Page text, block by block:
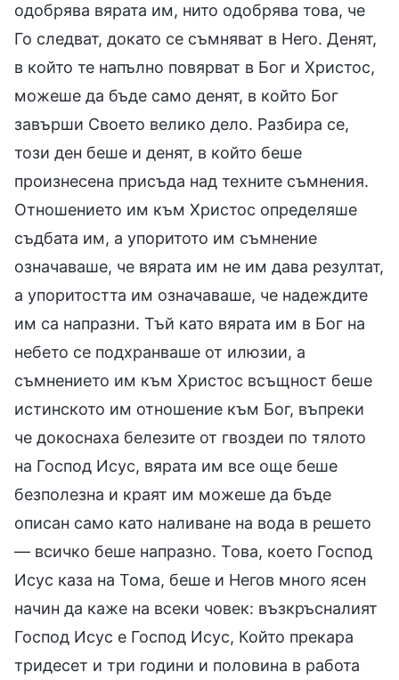
одобрява вярата им, нито одобрява това, че
Го следват, докато се съмняват в Него. Денят,
в който те напълно повярват в Бог и Христос,
можеше да бъде само денят, в който Бог
завърши Своето велико дело. Разбира се,
този ден беше и денят, в който беше
произнесена присъда над техните съмнения.
Отношението им към Христос определяше
съдбата им, а упоритото им съмнение
означаваше, че вярата им не им дава резултат,
а упоритостта им означаваше, че надеждите
им са напразни. Тъй като вярата им в Бог на
небето се подхранваше от илюзии, а
съмнението им към Христос всъщност беше
истинското им отношение към Бог, въпреки
че докоснаха белезите от гвоздеи по тялото
на Господ Исус, вярата им все още беше
безполезна и краят им можеше да бъде
описан само като наливане на вода в решето
— всичко беше напразно. Това, което Господ
Исус каза на Тома, беше и Негов много ясен
начин да каже на всеки човек: възкръсналият
Господ Исус е Господ Исус, Който прекара
тридесет и три години и половина в работа